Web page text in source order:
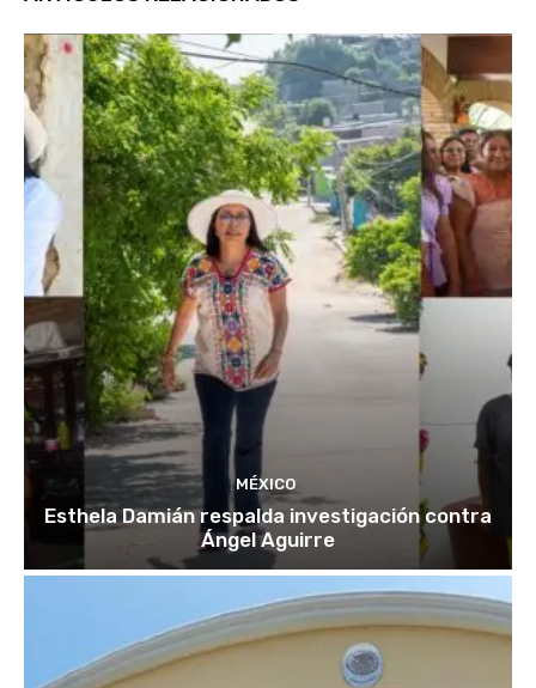
MÉXICO
Esthela Damián respalda investigación contra
Ángel Aguirre